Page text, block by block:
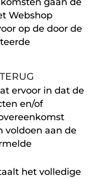
gaan de
Webshop
op de door de
ervoor in dat de
en/of
voldoen aan de
het volledige